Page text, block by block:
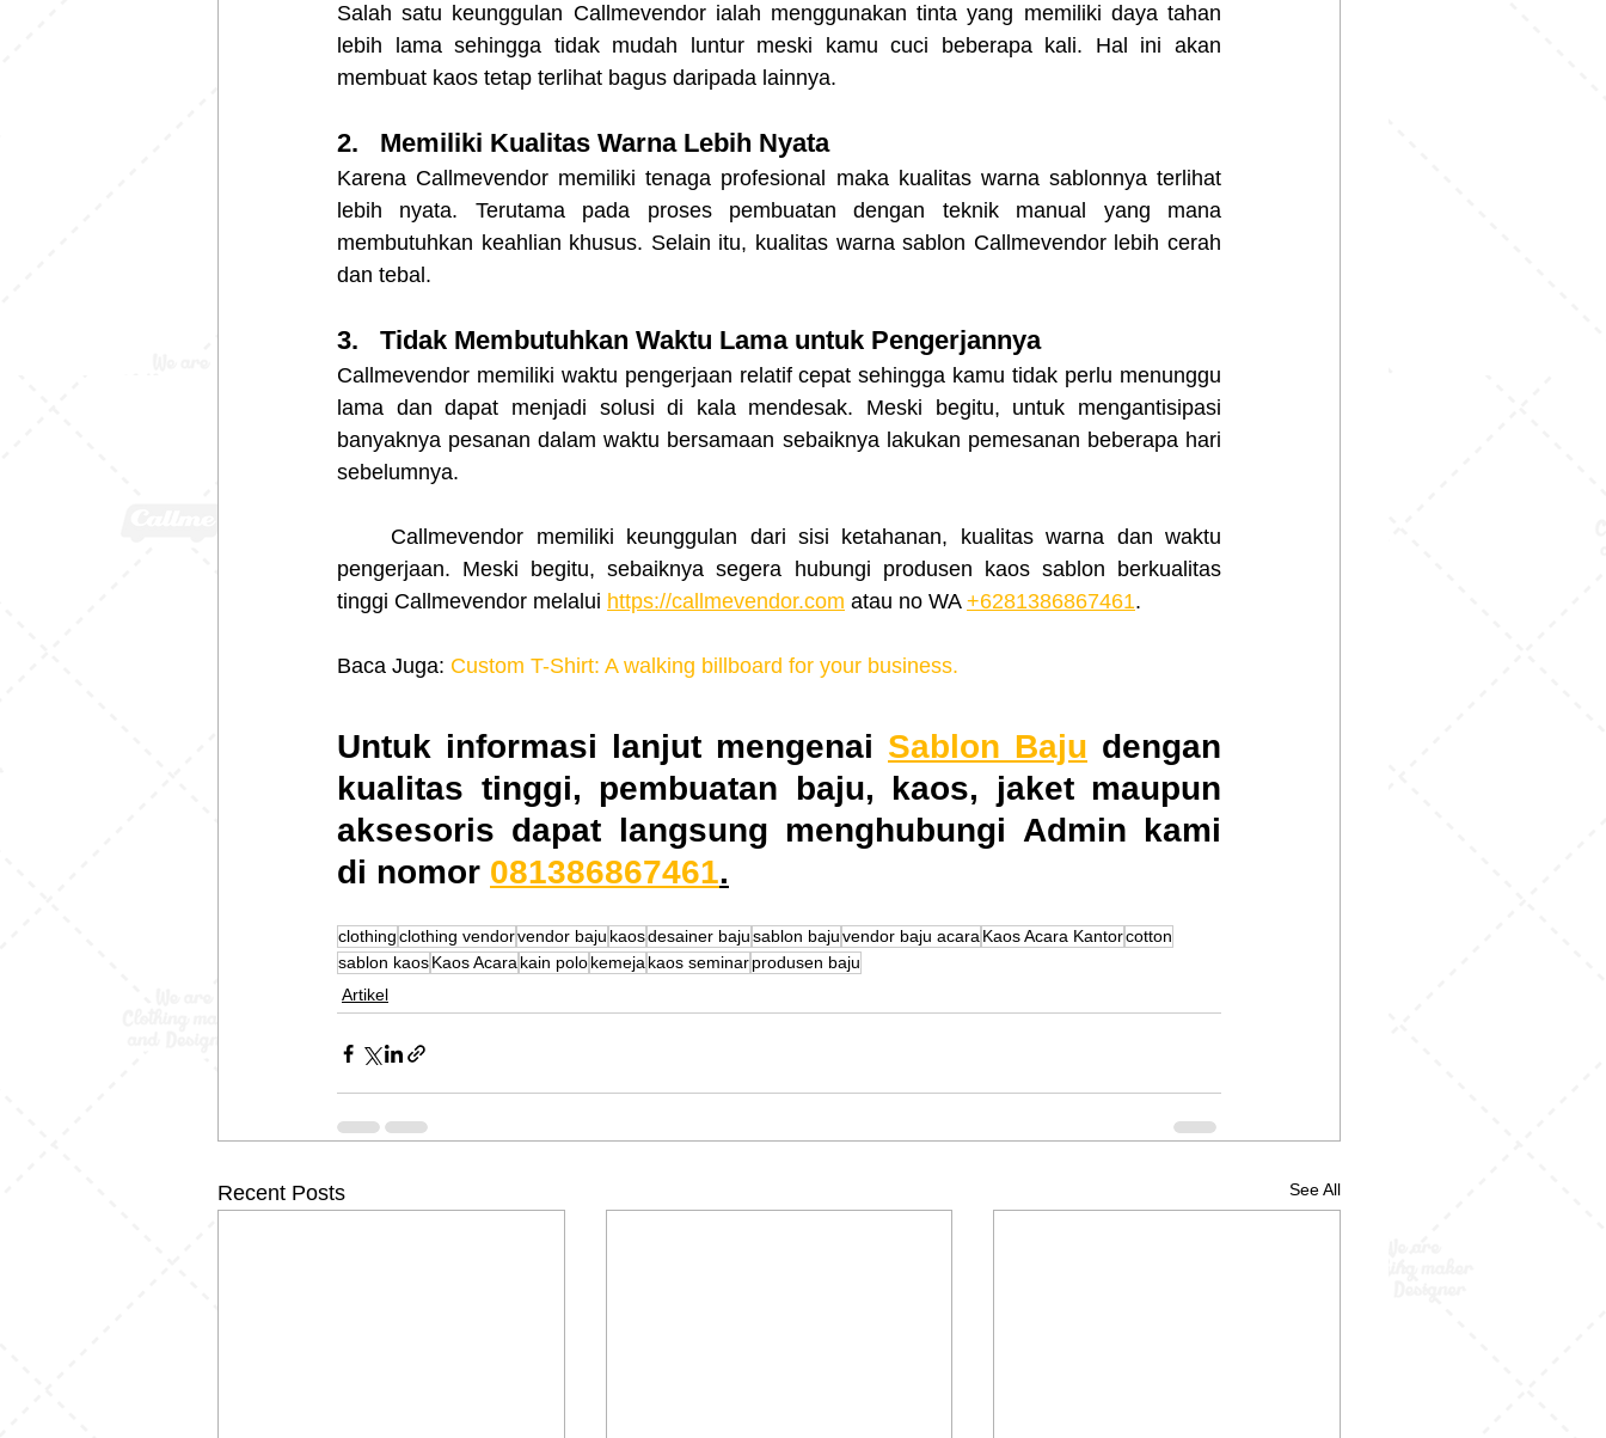
Salah satu keunggulan Callmevendor ialah menggunakan tinta yang memiliki daya tahan
lebih lama sehingga tidak mudah luntur meski kamu cuci beberapa kali. Hal ini akan
membuat kaos tetap terlihat bagus daripada lainnya.
2.   Memiliki Kualitas Warna Lebih Nyata
Karena Callmevendor memiliki tenaga profesional maka kualitas warna sablonnya terlihat
lebih nyata. Terutama pada proses pembuatan dengan teknik manual yang mana
membutuhkan keahlian khusus. Selain itu, kualitas warna sablon Callmevendor lebih cerah
dan tebal.
3.   Tidak Membutuhkan Waktu Lama untuk Pengerjannya
Callmevendor memiliki waktu pengerjaan relatif cepat sehingga kamu tidak perlu menunggu
lama dan dapat menjadi solusi di kala mendesak. Meski begitu, untuk mengantisipasi
banyaknya pesanan dalam waktu bersamaan sebaiknya lakukan pemesanan beberapa hari
sebelumnya.
pengerjaan. Meski begitu, sebaiknya segera hubungi produsen kaos sablon berkualitas
tinggi Callmevendor melalui https://callmevendor.com atau no WA +6281386867461.
Baca Juga: Custom T-Shirt: A walking billboard for your business.
Untuk informasi lanjut mengenai Sablon Baju dengan
kualitas tinggi, pembuatan baju, kaos, jaket maupun
aksesoris dapat langsung menghubungi Admin kami
di nomor 081386867461.
clothingclothing vendorvendor baju kaosdesainer bajusablon bajuvendor baju acara Kaos Acara Kantorcotton
sablon kaosKaos Acara kain polokemeja kaos seminarprodusen baju
Artikel
Recent Posts See All